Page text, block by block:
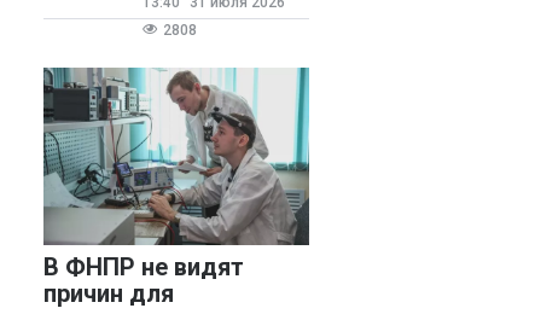
государственных и
муниципальных школ со
2808
В ФНПР не видят
причин для